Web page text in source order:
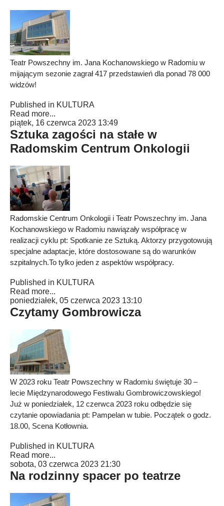
Teatr Powszechny im. Jana Kochanowskiego w Radomiu w
mijającym sezonie zagrał 417 przedstawień dla ponad 78 000
widzów!
Published in KULTURA
Read more...
piątek, 16 czerwca 2023 13:49
Sztuka zagości na stałe w
Radomskim Centrum Onkologii
Radomskie Centrum Onkologii i Teatr Powszechny im. Jana
Kochanowskiego w Radomiu nawiązały współpracę w
realizacji cyklu pt: Spotkanie ze Sztuką. Aktorzy przygotowują
specjalne adaptacje, które dostosowane są do warunków
szpitalnych.To tylko jeden z aspektów współpracy.
Published in KULTURA
Read more...
poniedziałek, 05 czerwca 2023 13:10
Czytamy Gombrowicza
W 2023 roku Teatr Powszechny w Radomiu świętuje 30 –
lecie Międzynarodowego Festiwalu Gombrowiczowskiego!
Już w poniedziałek, 12 czerwca 2023 roku odbędzie się
czytanie opowiadania pt: Pampelan w tubie. Początek o godz.
18.00, Scena Kotłownia.
Published in KULTURA
Read more...
sobota, 03 czerwca 2023 21:30
Na rodzinny spacer po teatrze